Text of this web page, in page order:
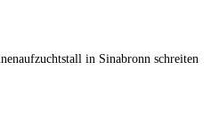
in Sinabronn schreiten